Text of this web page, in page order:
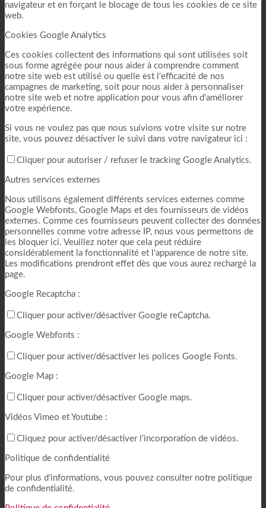
navigateur et en forçant le blocage de tous les cookies de ce site
web.
Cookies Google Analytics
Ces cookies collectent des informations qui sont utilisées soit
sous forme agrégée pour nous aider à comprendre comment
notre site web est utilisé ou quelle est l'efficacité de nos
campagnes de marketing, soit pour nous aider à personnaliser
notre site web et notre application pour vous afin d'améliorer
votre expérience.
Si vous ne voulez pas que nous suivions votre visite sur notre
site, vous pouvez désactiver le suivi dans votre navigateur ici :
Cliquer pour autoriser / refuser le tracking Google Analytics.
Autres services externes
Nous utilisons également différents services externes comme
Google Webfonts, Google Maps et des fournisseurs de vidéos
externes. Comme ces fournisseurs peuvent collecter des données
personnelles comme votre adresse IP, nous vous permettons de
les bloquer ici. Veuillez noter que cela peut réduire
considérablement la fonctionnalité et l'apparence de notre site.
Les modifications prendront effet dès que vous aurez rechargé la
page.
Google Recaptcha :
Cliquer pour activer/désactiver Google reCaptcha.
Google Webfonts :
Cliquer pour activer/désactiver les polices Google Fonts.
Google Map :
Cliquer pour activer/désactiver Google maps.
Vidéos Vimeo et Youtube :
Cliquez pour activer/désactiver l’incorporation de vidéos.
Politique de confidentialité
Pour plus d'informations, vous pouvez consulter notre politique
de confidentialité.